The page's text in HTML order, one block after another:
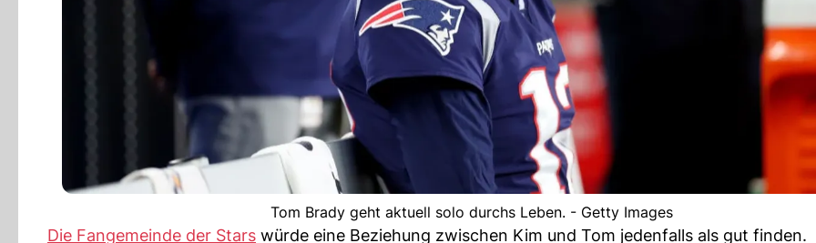
Tom Brady geht aktuell solo durchs Leben. - Getty Images
Die Fangemeinde der Stars würde eine Beziehung zwischen Kim und Tom jedenfalls als gut finden.